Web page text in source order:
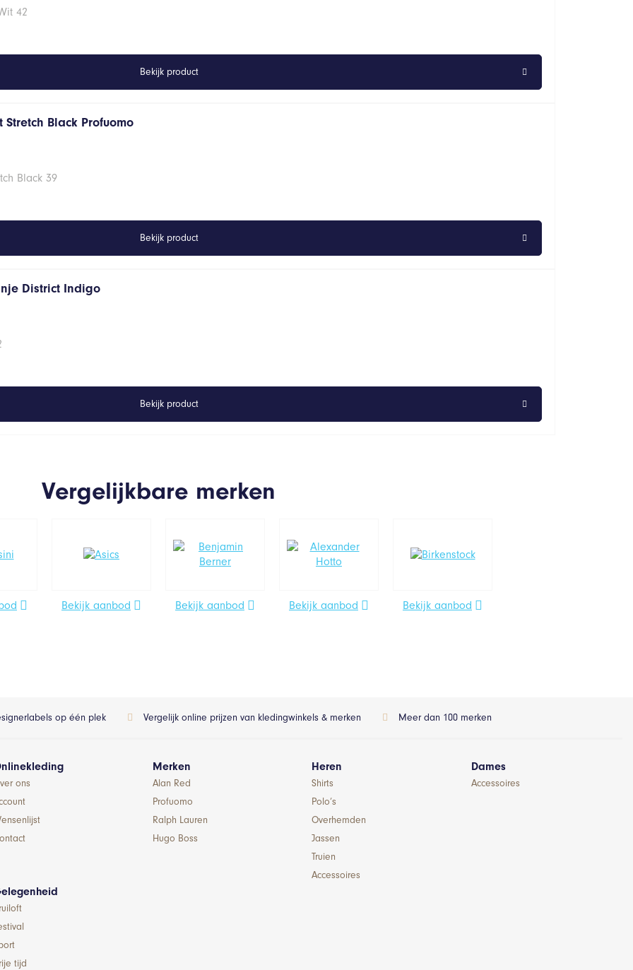
42
Bekijk product
Stretch Black Profuomo
Black 39
Bekijk product
District Indigo
Bekijk product
Vergelijkbare merken
Bekijk aanbod Bekijk aanbod Bekijk aanbod Bekijk aanbod
op één plek Vergelijk online prijzen van kledingwinkels & merken Meer dan 100 merken
ons
Merken
Alan Red
Profuomo
Ralph Lauren
Hugo Boss
Heren
Shirts
Polo’s
Overhemden
Jassen
Truien
Accessoires
Dames
Accessoires
tijd